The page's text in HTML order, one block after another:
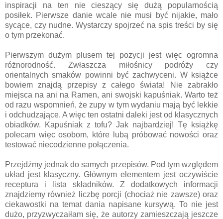
inspiracji na ten nie cieszący się dużą popularnością
posiłek. Pierwsze danie wcale nie musi być nijakie, mało
sycące, czy nudne. Wystarczy spojrzeć na spis treści by się
o tym przekonać.
Pierwszym dużym plusem tej pozycji jest więc ogromna
różnorodność. Zwłaszcza miłośnicy podróży czy
orientalnych smaków powinni być zachwyceni. W książce
bowiem znajdą przepisy z całego świata! Nie zabrakło
miejsca na ani na Ramen, ani swojski kapuśniak. Warto też
od razu wspomnień, że zupy w tym wydaniu mają być lekkie
i odchudzające. A więc ten ostatni daleki jest od klasycznych
obiadków. Kapuśniak z tofu? Jak najbardziej! Tę książkę
polecam więc osobom, które lubą próbować nowości oraz
testować niecodzienne połączenia.
Przejdźmy jednak do samych przepisów. Pod tym względem
układ jest klasyczny. Głównym elementem jest oczywiście
receptura i lista składników. Z dodatkowych informacji
znajdziemy również liczbę porcji (chociaż nie zawsze) oraz
ciekawostki na temat dania napisane kursywą. To nie jest
dużo, przyzwyczaiłam się, że autorzy zamieszczają jeszcze